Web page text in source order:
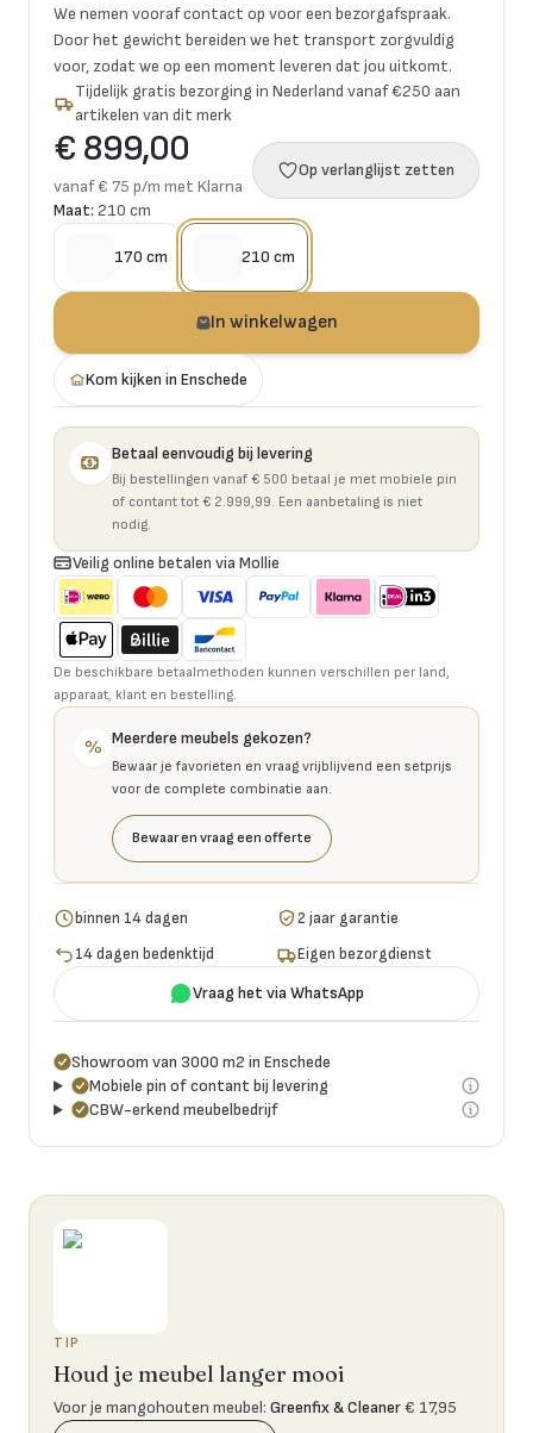
We nemen vooraf contact op voor een bezorgafspraak.
Door het gewicht bereiden we het transport zorgvuldig
voor, zodat we op een moment leveren dat jou uitkomt.
Tijdelijk gratis bezorging in Nederland vanaf €250 aan
artikelen van dit merk
€ 899,00
vanaf € 75 p/m met Klarna
Op verlanglijst zetten
Maat: 210 cm
170 cm 210 cm
In winkelwagen
Kom kijken in Enschede
Betaal eenvoudig bij levering
Bij bestellingen vanaf € 500 betaal je met mobiele pin
of contant tot € 2.999,99. Een aanbetaling is niet
nodig.
Veilig online betalen via Mollie
De beschikbare betaalmethoden kunnen verschillen per land,
apparaat, klant en bestelling.
% Meerdere meubels gekozen?
Bewaar je favorieten en vraag vrijblijvend een setprijs
voor de complete combinatie aan.
Bewaar en vraag een offerte
binnen 14 dagen
2 jaar garantie
14 dagen bedenktijd
Eigen bezorgdienst
Vraag het via WhatsApp
Showroom van 3000 m2 in Enschede
Mobiele pin of contant bij levering
CBW-erkend meubelbedrijf
TIP
Houd je meubel langer mooi
Voor je mangohouten meubel: Greenfix & Cleaner€ 17,95